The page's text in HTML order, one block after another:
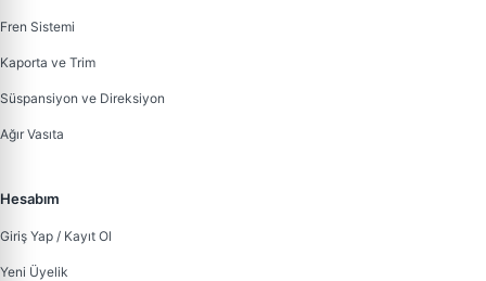
Fren Sistemi
Kaporta ve Trim
Süspansiyon ve Direksiyon
Ağır Vasıta
Hesabım
Giriş Yap / Kayıt Ol
Yeni Üyelik